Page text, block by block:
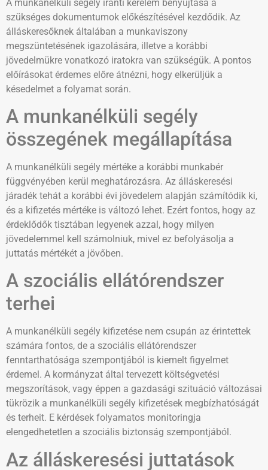
A munkanélküli segély iránti kérelem benyújtása a
szükséges dokumentumok előkészítésével kezdődik. Az
álláskeresőknek általában a munkaviszony
megszüntetésének igazolására, illetve a korábbi
jövedelmükre vonatkozó iratokra van szükségük. A pontos
előírásokat érdemes előre átnézni, hogy elkerüljük a
késedelmet a folyamat során.
A munkanélküli segély
összegének megállapítása
A munkanélküli segély mértéke a korábbi munkabér
függvényében kerül meghatározásra. Az álláskeresési
járadék tehát a korábbi évi jövedelem alapján számítódik ki,
és a kifizetés mértéke is változó lehet. Ezért fontos, hogy az
érdeklődők tisztában legyenek azzal, hogy milyen
jövedelemmel kell számolniuk, mivel ez befolyásolja a
juttatás mértékét a jövőben.
A szociális ellátórendszer
terhei
A munkanélküli segély kifizetése nem csupán az érintettek
számára fontos, de a szociális ellátórendszer
fenntarthatósága szempontjából is kiemelt figyelmet
érdemel. A kormányzat által tervezett költségvetési
megszorítások, vagy éppen a gazdasági szituáció változásai
tükrözik a munkanélküli segély kifizetések megbízhatóságát
és terheit. E kérdések folyamatos monitoringja
elengedhetetlen a szociális biztonság szempontjából.
Az álláskeresési juttatások